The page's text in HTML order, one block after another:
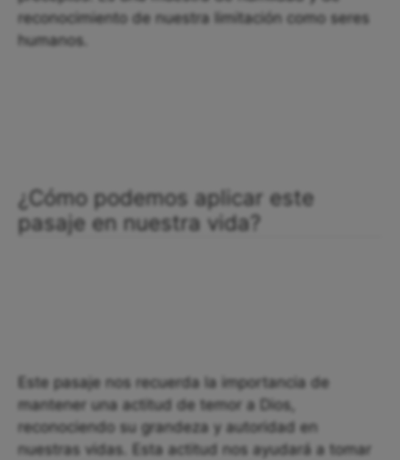
reconocimiento de nuestra limitación como seres
humanos.
¿Cómo podemos aplicar este
pasaje en nuestra vida?
Este pasaje nos recuerda la importancia de
mantener una actitud de temor a Dios,
reconociendo su grandeza y autoridad en
nuestras vidas. Esta actitud nos ayudará a tomar